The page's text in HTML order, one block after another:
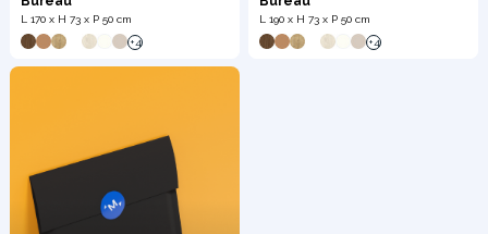
L 170 x H 73 x P 50 cm
+4
L 190 x H 73 x P 50 cm
+4